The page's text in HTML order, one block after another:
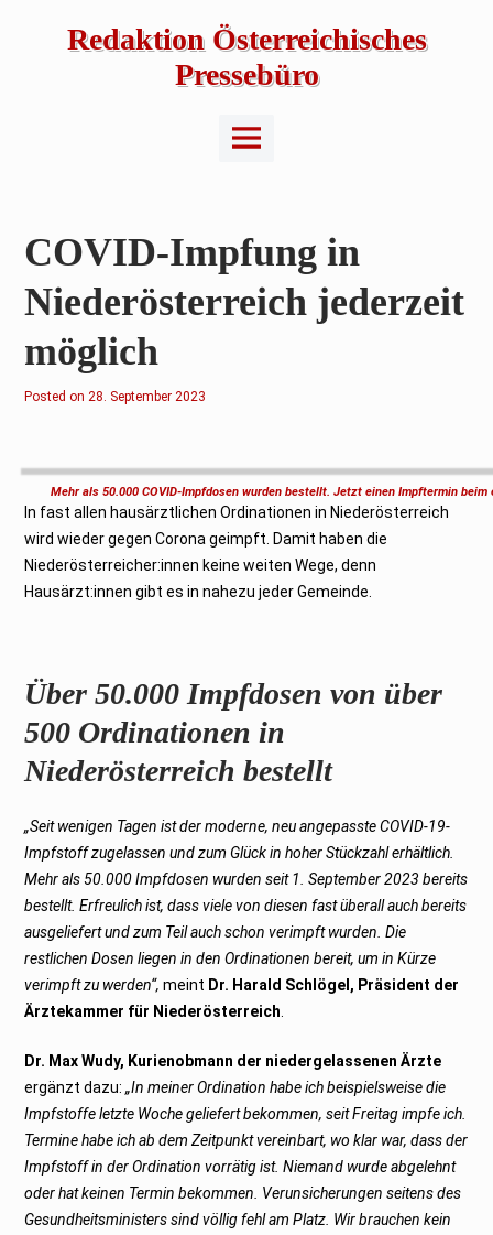
Redaktion Österreichisches
Pressebüro
Main
Menu
COVID-Impfung in
Niederösterreich jederzeit
möglich
Posted on2
p
e
m
e
2
0
2
28. September 2023
Mehr als 50.000 COVID-Impfdosen wurden bestellt. Jetzt einen Impftermin
In fast allen hausärztlichen Ordinationen in Niederösterreich
wird wieder gegen Corona geimpft. Damit haben die
Niederösterreicher:innen keine weiten Wege, denn
Hausärzt:innen gibt es in nahezu jeder Gemeinde.
Über 50.000 Impfdosen von über
500 Ordinationen in
Niederösterreich bestellt
„Seit wenigen Tagen ist der moderne, neu angepasste COVID-19-
Impfstoff zugelassen und zum Glück in hoher Stückzahl erhältlich.
Mehr als 50.000 Impfdosen wurden seit 1. September 2023 bereits
bestellt. Erfreulich ist, dass viele von diesen fast überall auch bereits
ausgeliefert und zum Teil auch schon verimpft wurden. Die
restlichen Dosen liegen in den Ordinationen bereit, um in Kürze
verimpft zu werden“, meint Dr. Harald Schlögel, Präsident der
Ärztekammer für Niederösterreich
Dr. Max Wudy, Kurienobmann der niedergelassenen Ärzte
ergänzt dazu: „In meiner Ordination habe ich beispielsweise die
Impfstoffe letzte Woche geliefert bekommen, seit Freitag impfe ich.
Termine habe ich ab dem Zeitpunkt vereinbart, wo klar war, dass der
Impfstoff in der Ordination vorrätig ist. Niemand wurde abgelehnt
oder hat keinen Termin bekommen. Verunsicherungen seitens des
Gesundheitsministers sind völlig fehl am Platz. Wir brauchen kein